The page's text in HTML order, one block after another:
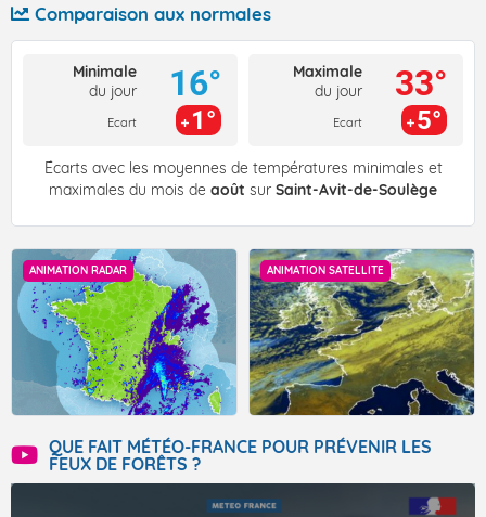
Comparaison aux normales
Minimale
du jour
Ecart
16°
1°
Maximale
du jour
Ecart
33°
5°
Écarts avec les moyennes de températures minimales et
maximales du mois de août sur Saint-Avit-de-Soulège
ANIMATION RADAR ANIMATION SATELLITE
QUE FAIT MÉTÉO-FRANCE POUR PRÉVENIR LES
FEUX DE FORÊTS ?